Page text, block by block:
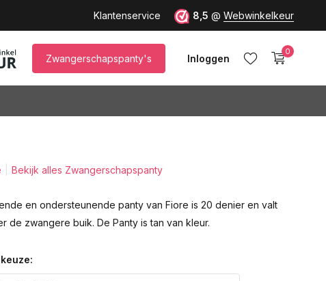
Klantenservice 8,5 @ Webwinkelkeur
Zwangerschapspanty's Inloggen
0
Bekijk alles Zwangerschapspanty
en ondersteunende panty van Fiore is 20 denier en valt
de zwangere buik. De Panty is tan van kleur.